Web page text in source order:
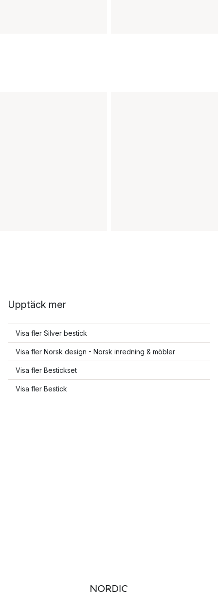
Upptäck mer
Visa fler Silver bestick
Visa fler Norsk design - Norsk inredning & möbler
Visa fler Bestickset
Visa fler Bestick